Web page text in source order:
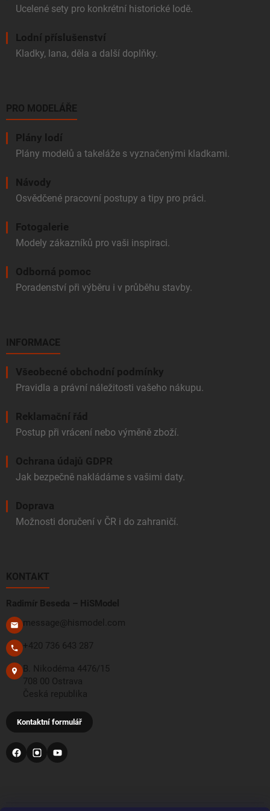
Ucelené sety pro konkrétní historické lodě.
Lodní příslušenství
Kladky, lana, děla a další doplňky.
PRO MODELÁŘE
Plány lodí
Plány modelů a takeláže s vyznačenými kladkami.
Návody
Osvědčené pracovní postupy a tipy pro práci.
Fotogalerie
Modely zákazníků pro vaši inspiraci.
Odborná pomoc
Poradenství při výběru i v průběhu stavby.
INFORMACE
Všeobecné obchodní podmínky
Pravidla a právní náležitosti vašeho nákupu.
Reklamační řád
Postup při vrácení nebo výměně zboží.
Ochrana údajů GDPR
Jak bezpečně nakládáme s vašimi daty.
Doprava
Možnosti doručení v ČR i do zahraničí.
KONTAKT
Radimír Beseda – HiSModel
message@hismodel.com
+420 736 643 287
B. Nikodéma 4476/15
708 00 Ostrava
Česká republika
Kontaktní formulář